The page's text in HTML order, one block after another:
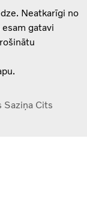
Neatkarīgi no
gatavi
Saziņa Cits